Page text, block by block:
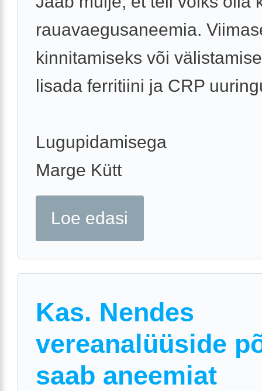
rauavaegusaneemia.
kinnitamiseks või
lisada ferritiini ja CRP
Lugupidamisega
Marge Kütt
Loe edasi
Kas. Nendes
vereanalüüside
saab aneemiat